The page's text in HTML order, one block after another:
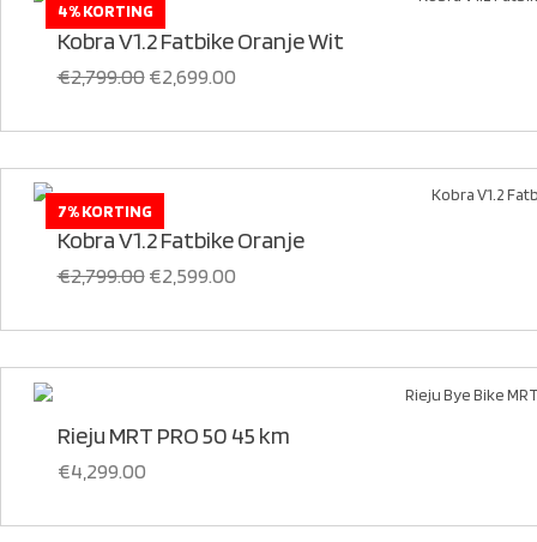
4% KORTING
Kobra
Kobra V1.2 Fatbike Oranje Wit
€2,799.00 €2,699.00
7% KORTING
Kobra
Kobra V1.2 Fatbike Oranje
€2,799.00 €2,599.00
Rieju MRT PRO 50 45 km
€4,299.00